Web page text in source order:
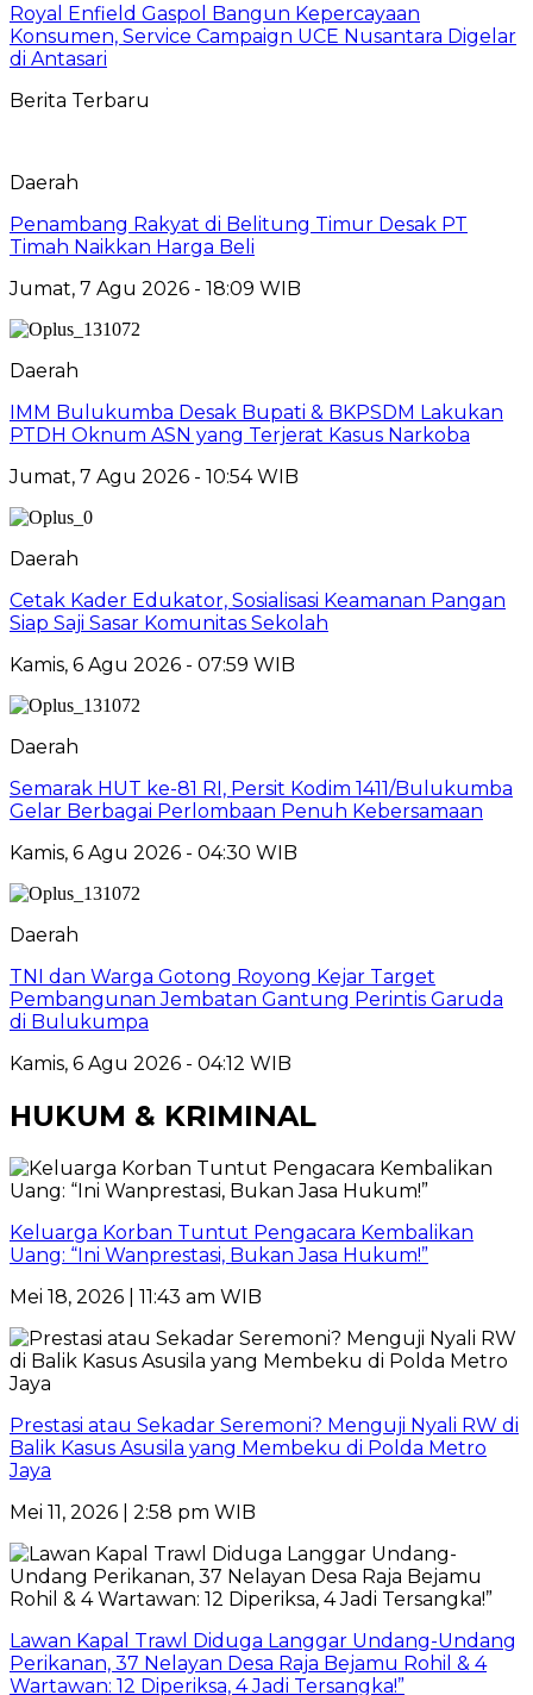
Royal Enfield Gaspol Bangun Kepercayaan
Konsumen, Service Campaign UCE Nusantara Digelar
di Antasari
Berita Terbaru
Daerah
Penambang Rakyat di Belitung Timur Desak PT
Timah Naikkan Harga Beli
Jumat, 7 Agu 2026 - 18:09 WIB
Daerah
IMM Bulukumba Desak Bupati & BKPSDM Lakukan
PTDH Oknum ASN yang Terjerat Kasus Narkoba
Jumat, 7 Agu 2026 - 10:54 WIB
Daerah
Cetak Kader Edukator, Sosialisasi Keamanan Pangan
Siap Saji Sasar Komunitas Sekolah
Kamis, 6 Agu 2026 - 07:59 WIB
Daerah
Semarak HUT ke-81 RI, Persit Kodim 1411/Bulukumba
Gelar Berbagai Perlombaan Penuh Kebersamaan
Kamis, 6 Agu 2026 - 04:30 WIB
Daerah
TNI dan Warga Gotong Royong Kejar Target
Pembangunan Jembatan Gantung Perintis Garuda
di Bulukumpa
Kamis, 6 Agu 2026 - 04:12 WIB
HUKUM & KRIMINAL
Keluarga Korban Tuntut Pengacara Kembalikan
Uang: “Ini Wanprestasi, Bukan Jasa Hukum!”
Mei 18, 2026 | 11:43 am WIB
Prestasi atau Sekadar Seremoni? Menguji Nyali RW di
Balik Kasus Asusila yang Membeku di Polda Metro
Jaya
Mei 11, 2026 | 2:58 pm WIB
Lawan Kapal Trawl Diduga Langgar Undang-Undang
Perikanan, 37 Nelayan Desa Raja Bejamu Rohil & 4
Wartawan: 12 Diperiksa, 4 Jadi Tersangka!”